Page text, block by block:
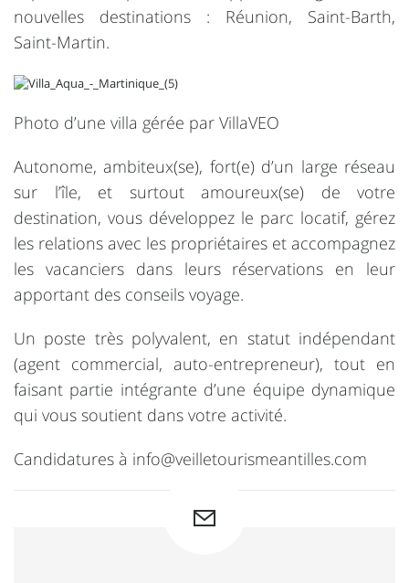
nouvelles destinations : Réunion, Saint-Barth,
Saint-Martin.
Photo d’une villa gérée par VillaVEO
Autonome, ambiteux(se), fort(e) d’un large réseau
sur l’île, et surtout amoureux(se) de votre
destination, vous développez le parc locatif, gérez
les relations avec les propriétaires et accompagnez
les vacanciers dans leurs réservations en leur
apportant des conseils voyage.
Un poste très polyvalent, en statut indépendant
(agent commercial, auto-entrepreneur), tout en
faisant partie intégrante d’une équipe dynamique
qui vous soutient dans votre activité.
Candidatures à info@veilletourismeantilles.com